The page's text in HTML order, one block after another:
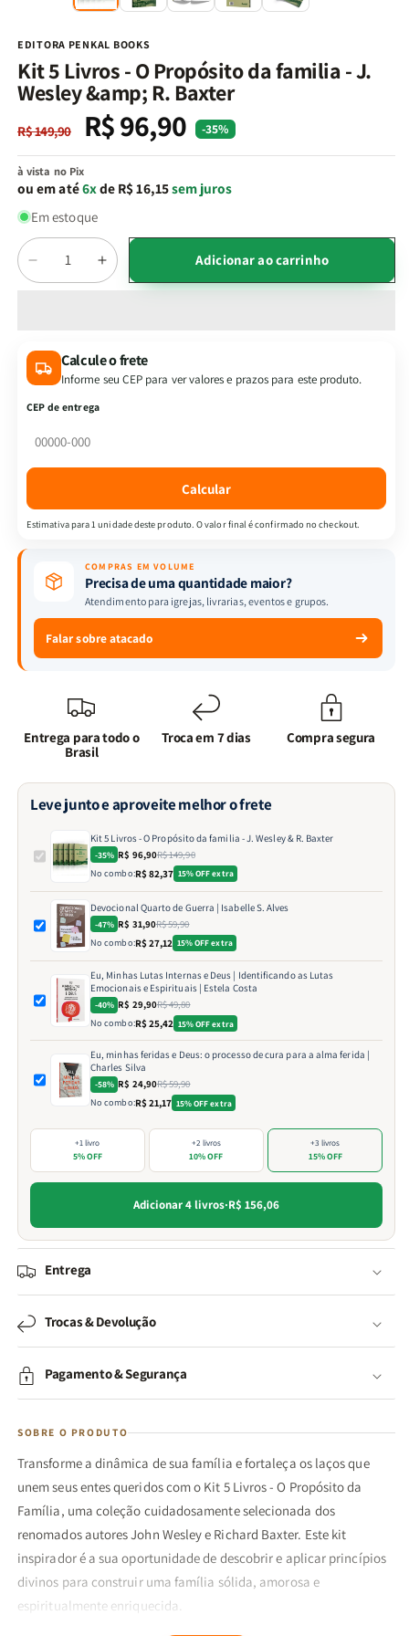
EDITORA PENKAL BOOKS
Kit 5 Livros - O Propósito da familia - J.
Wesley &amp; R. Baxter
Preço
normal
R$ 149,90
Preço
promocional
R$ 96,90 -35%
à vista no Pix
ou em até6xde R$ 16,15sem juros
Em estoque
Quantidade
Diminuir
a
5
Livros
-
Propósito
J.
Wesley
R.
Baxter
Aumentar
a
5
Livros
J.
R.
Baxter
Adicionar ao carrinho
Calcule o frete
Informe seu CEP para ver valores e prazos para este produto.
CEP de entrega
Calcular
Estimativa para 1 unidade deste produto. O valor final é confirmado no checkout.
COMPRAS EM VOLUME
Precisa de uma quantidade maior?
Atendimento para igrejas, livrarias, eventos e grupos.
Falar sobre atacado
Entrega para todo o
Brasil
Troca em 7 dias Compra segura
Leve junto e aproveite melhor o frete
Kit 5 Livros - O Propósito da familia - J. Wesley & R. Baxter
-35% R$ 96,90R$ 149,90
No combo:R$ 82,37 15% OFF extra
Devocional Quarto de Guerra | Isabelle S. Alves
-47% R$ 31,90R$ 59,90
No combo:R$ 27,12 15% OFF extra
Eu, Minhas Lutas Internas e Deus | Identificando as Lutas
Emocionais e Espirituais | Estela Costa
-40% R$ 29,90R$ 49,80
No combo:R$ 25,42 15% OFF extra
Eu, minhas feridas e Deus: o processo de cura para a alma ferida |
Charles Silva
-58% R$ 24,90R$ 59,90
No combo:R$ 21,17 15% OFF extra
+1 livro
5% OFF
+2 livros
10% OFF
+3 livros
15% OFF
Adicionar 4 livros·R$ 156,06
Entrega
Trocas & Devolução
Pagamento & Segurança
SOBRE O PRODUTO
Transforme a dinâmica de sua família e fortaleça os laços que
unem seus entes queridos com o Kit 5 Livros - O Propósito da
Família, uma coleção cuidadosamente selecionada dos
renomados autores John Wesley e Richard Baxter. Este kit
inspirador é a sua oportunidade de descobrir e aplicar princípios
divinos para construir uma família sólida, amorosa e
espiritualmente enriquecida.